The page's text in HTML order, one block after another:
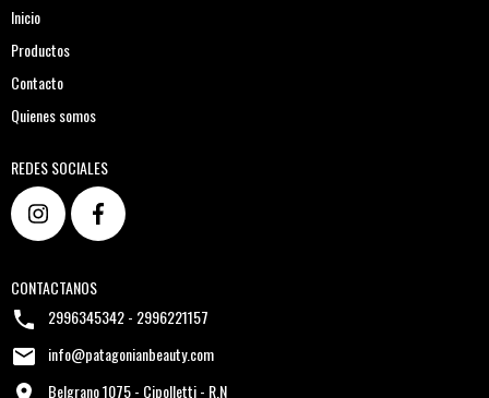
Inicio
Productos
Contacto
Quienes somos
REDES SOCIALES
CONTACTANOS
2996345342 - 2996221157
info@patagonianbeauty.com
Belgrano 1075 - Cipolletti - R.N